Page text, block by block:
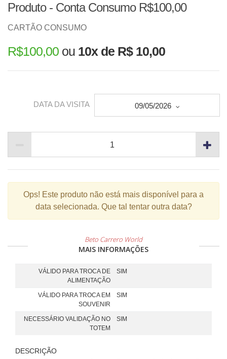
Produto - Conta Consumo R$100,00
CARTÃO CONSUMO
R$100,00 ou 10x de R$ 10,00
DATA DA VISITA 09/05/2026
Ops! Este produto não está mais disponível para a
data selecionada. Que tal tentar outra data?
Beto Carrero World
MAIS INFORMAÇÕES
VÁLIDO PARA TROCA DE
ALIMENTAÇÃO
SIM
VÁLIDO PARA TROCA EM
SOUVENIR
SIM
NECESSÁRIO VALIDAÇÃO NO
TOTEM
SIM
DESCRIÇÃO